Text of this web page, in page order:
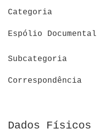
Categoria
Espólio Documental
Subcategoria
Correspondência
Dados Físicos